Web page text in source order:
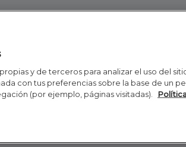
y de terceros para analizar el uso del
con tus preferencias sobre la base de un
(por ejemplo, páginas visitadas).